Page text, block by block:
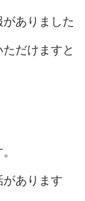
ありました
だけますと
があります